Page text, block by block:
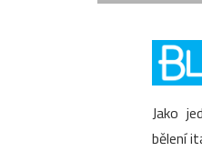
Jako
bělení